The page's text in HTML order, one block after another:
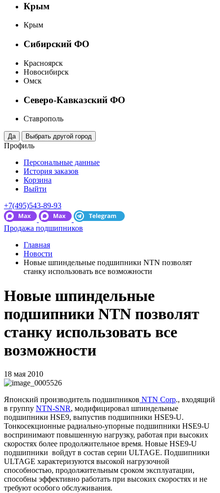
Крым
Крым
Сибирский ФО
Красноярск
Новосибирск
Омск
Северо-Кавказский ФО
Ставрополь
Профиль
Персональные данные
История заказов
Корзина
Выйти
+7(495)543-89-93
Продажа подшипников
Главная
Новости
Новые шпиндельные подшипники NTN позволят
станку использовать все возможности
Новые шпиндельные
подшипники NTN позволят
станку использовать все
возможности
18 мая 2010
Японский производитель подшипников NTN Corp., входящий
в группу NTN-SNR, модифицировал шпиндельные
подшипники HSE9, выпустив подшипники HSE9-U.
Тонкосекционные радиально-упорные подшипники HSE9-U
воспринимают повышенную нагрузку, работая при высоких
скоростях более продолжительное время. Новые HSE9-U
подшипники войдут в состав серии ULTAGE. Подшипники
ULTAGE характеризуются высокой нагрузочной
способностью, продолжительным сроком эксплуатации,
способны эффективно работать при высоких скоростях и не
требуют особого обслуживания.